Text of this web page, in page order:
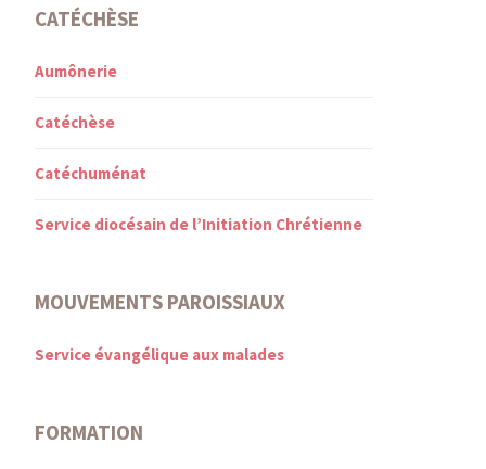
CATÉCHÈSE
Aumônerie
Catéchèse
Catéchuménat
Service diocésain de l’Initiation Chrétienne
MOUVEMENTS PAROISSIAUX
Service évangélique aux malades
FORMATION